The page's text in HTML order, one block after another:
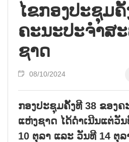
ໄຂ​ກອງ​ປະ​ຊຸມ​ຄັ້
ຄະ​ນະ​ປະ​ຈຳ​ສ
ຊາດ
08/10/2024
ກອງປະຊຸມຄັ້ງທີ 38 ຂອງ
ແຫ່ງຊາດ ໄດ້ດຳເນີນແຕ່ວັ
10 ຕຸລາ ແລະ ວັນທີ 14 ຕຸ